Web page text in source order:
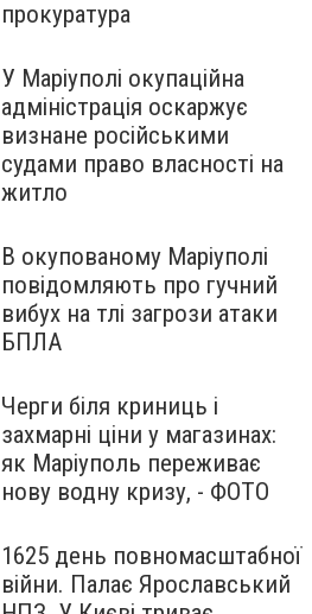
прокуратура
У Маріуполі окупаційна
адміністрація оскаржує
визнане російськими
судами право власності на
житло
В окупованому Маріуполі
повідомляють про гучний
вибух на тлі загрози атаки
БПЛА
Черги біля криниць і
захмарні ціни у магазинах:
як Маріуполь переживає
нову водну кризу, - ФОТО
1625 день повномасштабної
війни. Палає Ярославський